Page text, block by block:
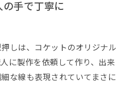
の手で丁寧に
しは、コケットのオリジナル
に製作を依頼して作り、出来
な線も表現されていてまさに